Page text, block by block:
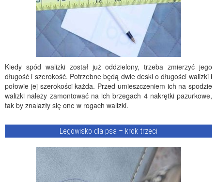
Kiedy spód walizki został już oddzielony, trzeba zmierzyć jego
długość i szerokość. Potrzebne będą dwie deski o długości walizki i
połowie jej szerokości każda. Przed umieszczeniem ich na spodzie
walizki należy zamontować na ich brzegach 4 nakrętki pazurkowe,
tak by znalazły się one w rogach walizki.
Legowisko dla psa – krok trzeci